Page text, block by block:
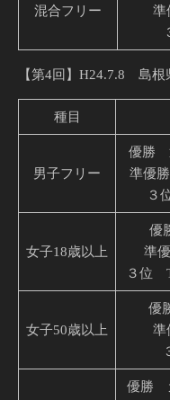
混合フリー
準
【第4回】H24.7.8 島根
種目
男子フリー
優勝
準優
３
女子18歳以上
優
準
３位
女子50歳以上
優
準
優勝